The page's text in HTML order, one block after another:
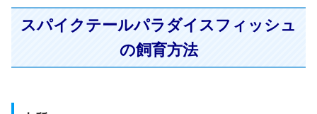
スパイクテールパラダイスフィッシュ
の飼育方法